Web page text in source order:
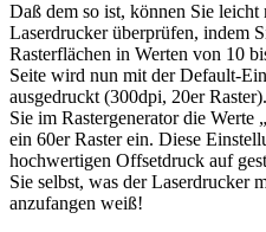
Daß dem so ist, können Sie
Laserdrucker überprüfen, indem
Rasterflächen in Werten von 10
Seite wird nun mit der Default-
ausgedruckt (300dpi, 20er
Sie im Rastergenerator die
ein 60er Raster ein. Diese
hochwertigen Offsetdruck auf
Sie selbst, was der Laserdrucker
anzufangen weiß!